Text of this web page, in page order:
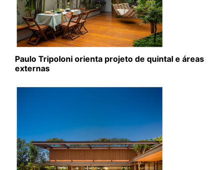
Paulo Tripoloni orienta projeto de quintal e áreas
externas